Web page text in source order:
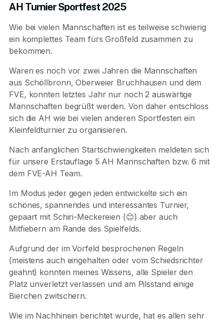
AH Turnier Sportfest 2025
Wie bei vielen Mannschaften ist es teilweise schwierig
ein komplettes Team fürs Großfeld zusammen zu
bekommen.
Waren es noch vor zwei Jahren die Mannschaften
aus Schöllbronn, Oberweier Bruchhausen und dem
FVE, konnten letztes Jahr nur noch 2 auswärtige
Mannschaften begrüßt werden. Von daher entschloss
sich die AH wie bei vielen anderen Sportfesten ein
Kleinfeldturnier zu organisieren.
Nach anfänglichen Startschwierigkeiten meldeten sich
für unsere Erstauflage 5 AH Mannschaften bzw. 6 mit
dem FVE-AH Team.
Im Modus jeder gegen jeden entwickelte sich ein
schönes, spannendes und interessantes Turnier,
gepaart mit Schiri-Meckereien (😊) aber auch
Mitfiebern am Rande des Spielfelds.
Aufgrund der im Vorfeld besprochenen Regeln
(meistens auch eingehalten oder vom Schiedsrichter
geahnt) konnten meines Wissens, alle Spieler den
Platz unverletzt verlassen und am Pilsstand einige
Bierchen zwitschern.
Wie im Nachhinein berichtet wurde, hat es allen sehr